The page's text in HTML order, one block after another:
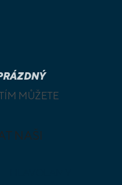
MŮŽETE
NAŠI